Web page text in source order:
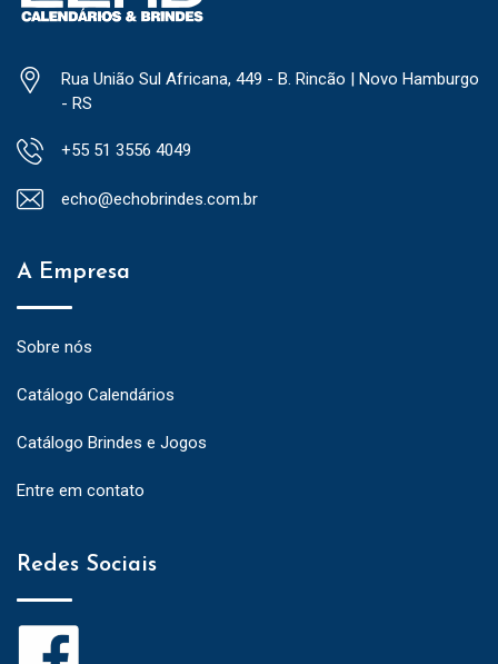
Rua União Sul Africana, 449 - B. Rincão | Novo Hamburgo
- RS
+55 51 3556 4049
echo@echobrindes.com.br
A Empresa
Sobre nós
Catálogo Calendários
Catálogo Brindes e Jogos
Entre em contato
Redes Sociais